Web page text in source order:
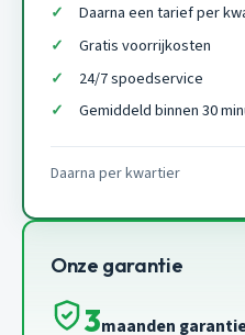
Daarna een tarief per
Gratis voorrijkosten
24/7 spoedservice
Gemiddeld binnen 30
Daarna per kwartier
Onze garantie
3maanden